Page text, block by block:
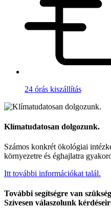
24 órás kiszállítás
Klímatudatosan dolgozunk.
Számos konkrét ökológiai
környezetre és éghajlatra
Itt további információkat talál.
További segítségre van
Szívesen válaszolunk